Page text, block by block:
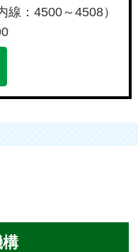
線：4500～4508）